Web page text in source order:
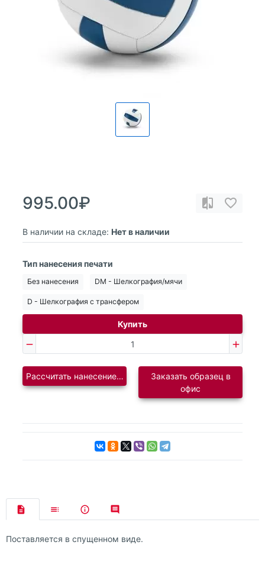
995.00₽
В наличии на складе: Нет в наличии
Тип нанесения печати
Без нанесения DM - Шелкография/мячи
D - Шелкография с трансфером
Купить
Рассчитать нанесение логотипаЗаказать образец в
офис
Поставляется в спущенном виде.